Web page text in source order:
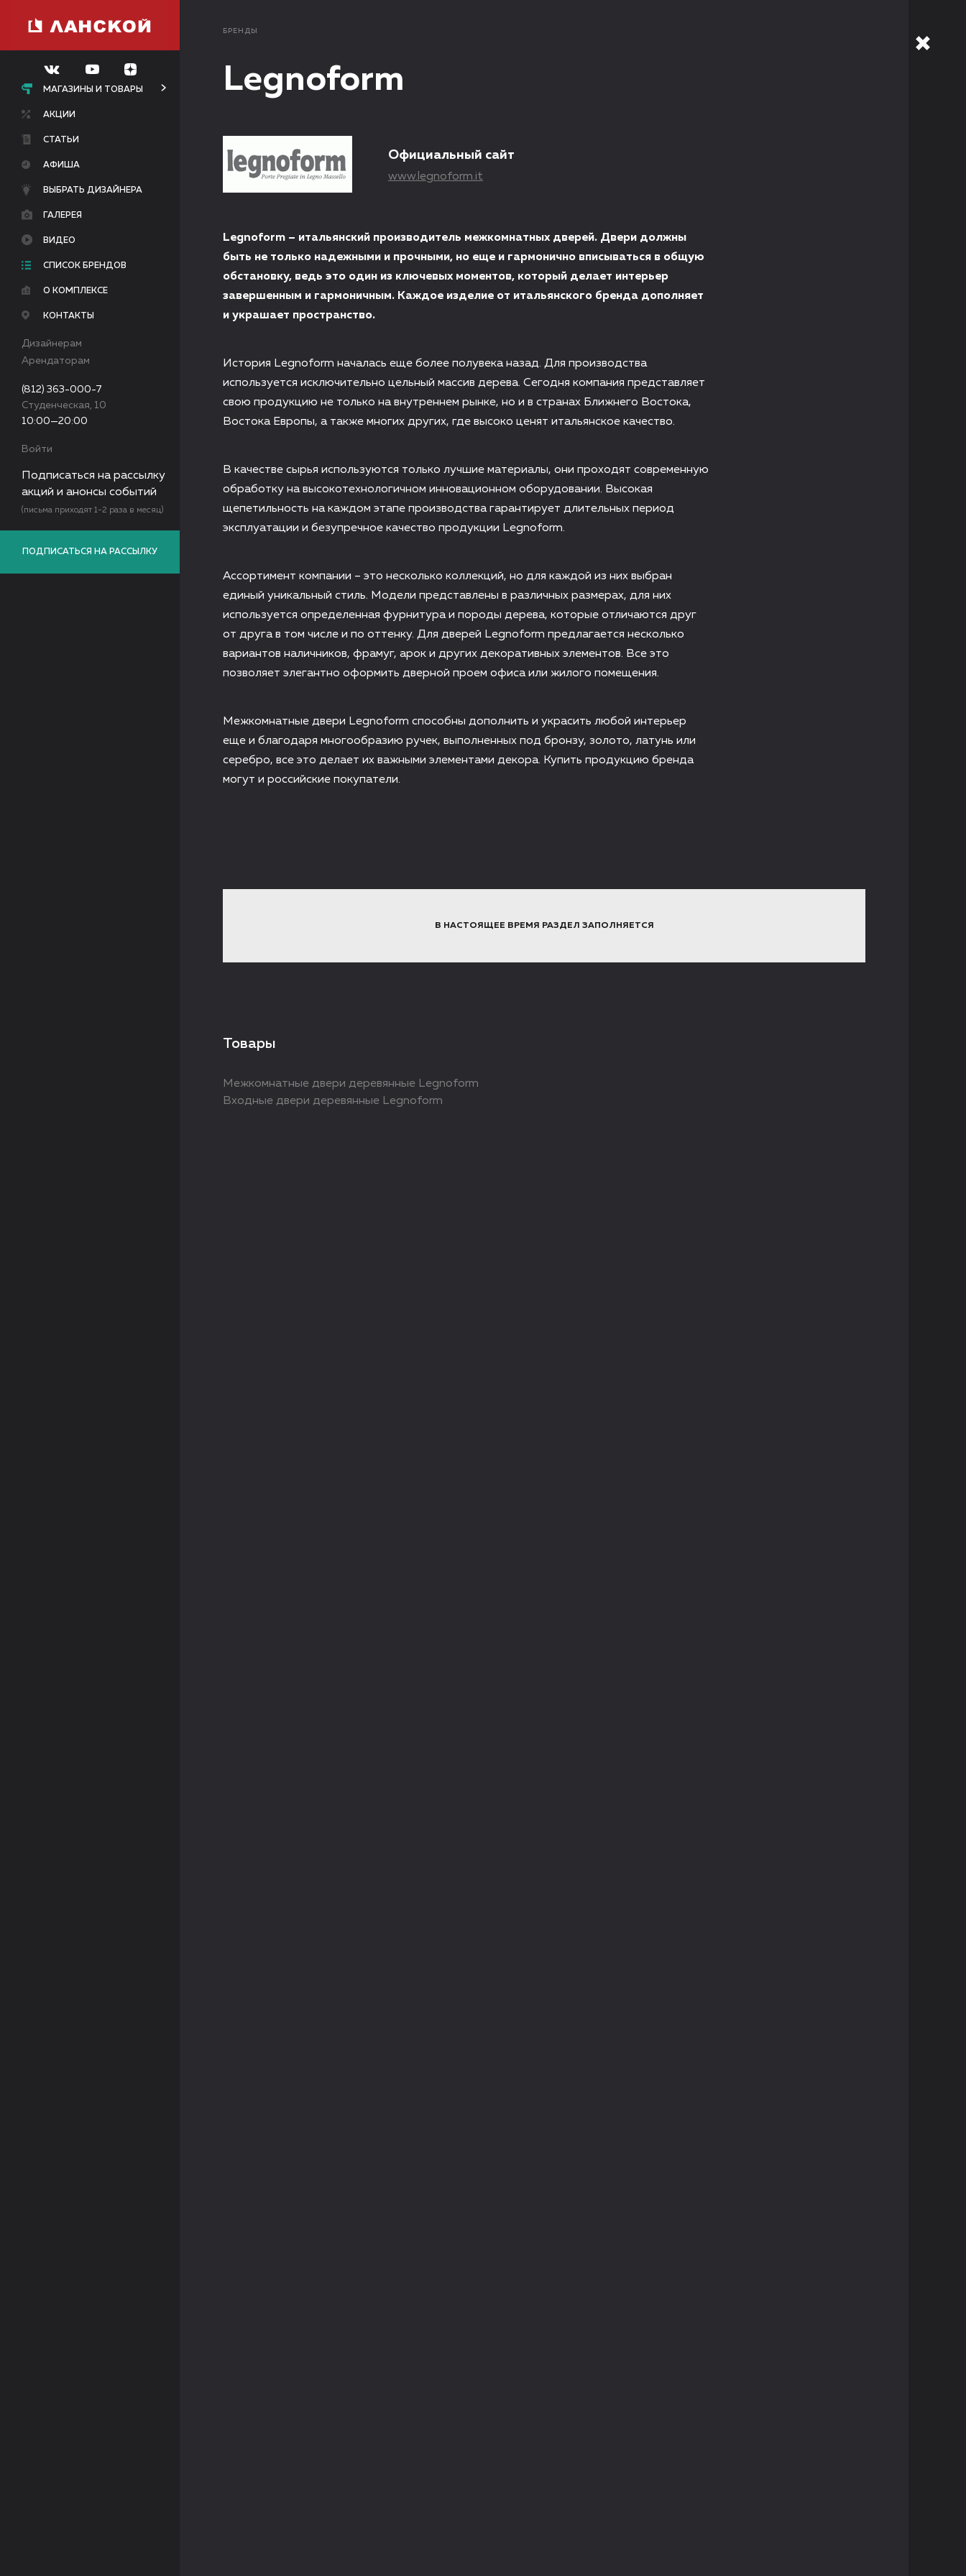
МАГАЗИНЫ И ТОВАРЫ
АКЦИИ
СТАТЬИ
АФИША
ВЫБРАТЬ ДИЗАЙНЕРА
ГАЛЕРЕЯ
ВИДЕО
СПИСОК БРЕНДОВ
О КОМПЛЕКСЕ
КОНТАКТЫ
Дизайнерам
Арендаторам
(812) 363-000-7
Студенческая, 10
10:00—20:00
Войти
Подписаться на рассылку
акций и анонсы событий
(письма приходят 1-2 раза в месяц)
ПОДПИСАТЬСЯ НА РАССЫЛКУ
БРЕНДЫ
Legnoform
Официальный сайт
www.legnoform.it
Legnoform – итальянский производитель межкомнатных дверей. Двери должны
быть не только надежными и прочными, но еще и гармонично вписываться в общую
обстановку, ведь это один из ключевых моментов, который делает интерьер
завершенным и гармоничным. Каждое изделие от итальянского бренда дополняет
и украшает пространство.
История Legnoform началась еще более полувека назад. Для производства
используется исключительно цельный массив дерева. Сегодня компания представляет
свою продукцию не только на внутреннем рынке, но и в странах Ближнего Востока,
Востока Европы, а также многих других, где высоко ценят итальянское качество.
В качестве сырья используются только лучшие материалы, они проходят современную
обработку на высокотехнологичном инновационном оборудовании. Высокая
щепетильность на каждом этапе производства гарантирует длительных период
эксплуатации и безупречное качество продукции Legnoform.
Ассортимент компании – это несколько коллекций, но для каждой из них выбран
единый уникальный стиль. Модели представлены в различных размерах, для них
используется определенная фурнитура и породы дерева, которые отличаются друг
от друга в том числе и по оттенку. Для дверей Legnoform предлагается несколько
вариантов наличников, фрамуг, арок и других декоративных элементов. Все это
позволяет элегантно оформить дверной проем офиса или жилого помещения.
Межкомнатные двери Legnoform способны дополнить и украсить любой интерьер
еще и благодаря многообразию ручек, выполненных под бронзу, золото, латунь или
серебро, все это делает их важными элементами декора. Купить продукцию бренда
могут и российские покупатели.
В НАСТОЯЩЕЕ ВРЕМЯ РАЗДЕЛ ЗАПОЛНЯЕТСЯ
Товары
Межкомнатные двери деревянные Legnoform
Входные двери деревянные Legnoform